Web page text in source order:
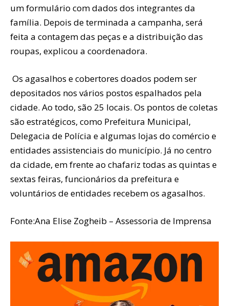
um formulário com dados dos integrantes da
família. Depois de terminada a campanha, será
feita a contagem das peças e a distribuição das
roupas, explicou a coordenadora.
Os agasalhos e cobertores doados podem ser
depositados nos vários postos espalhados pela
cidade. Ao todo, são 25 locais. Os pontos de coletas
são estratégicos, como Prefeitura Municipal,
Delegacia de Polícia e algumas lojas do comércio e
entidades assistenciais do município. Já no centro
da cidade, em frente ao chafariz todas as quintas e
sextas feiras, funcionários da prefeitura e
voluntários de entidades recebem os agasalhos.
Fonte:Ana Elise Zogheib – Assessoria de Imprensa